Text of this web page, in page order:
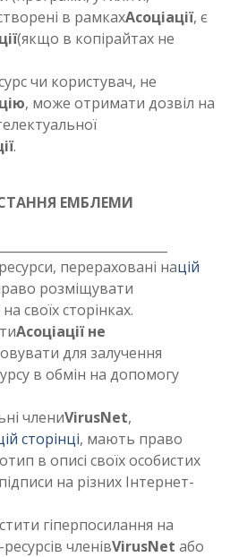
створені в рамкахАсоціації, є
(якщо в копірайтах не
чи користувач, не
, може отримати дозвіл на
.
ЕМБЛЕМИ
перераховані націй
розміщувати
на своїх сторінках.
Асоціації не
для залучення
в обмін на допомогу
члениVirusNet,
сторінці, мають право
в описі своїх особистих
на різних Інтернет-
гіперпосилання на
членівVirusNet або